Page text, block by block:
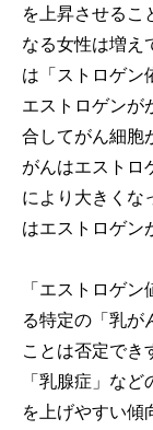
を上昇させるこ
なる女性は増え
は「ストロゲン
エストロゲンが
合してがん細胞
がんはエストロ
により大きくな
はエストロゲン
「エストロゲ
る特定の「乳が
ことは否定でき
「乳腺症」な
を上げやすい傾